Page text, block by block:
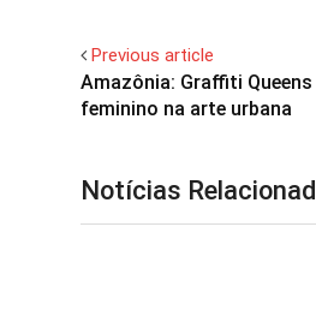
Previous article
Amazônia: Graffiti
feminino na arte urbana
Notícias